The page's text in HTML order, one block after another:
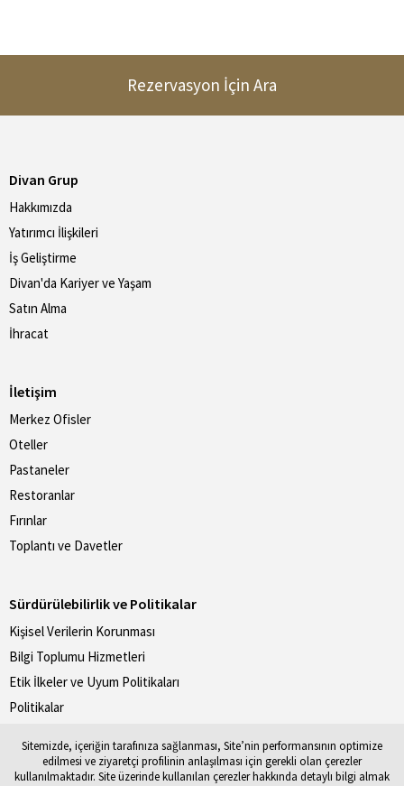
Rezervasyon İçin Ara
Divan Grup
Hakkımızda
Yatırımcı İlişkileri
İş Geliştirme
Divan'da Kariyer ve Yaşam
Satın Alma
İhracat
İletişim
Merkez Ofisler
Oteller
Pastaneler
Restoranlar
Fırınlar
Toplantı ve Davetler
Sürdürülebilirlik ve Politikalar
Kişisel Verilerin Korunması
Bilgi Toplumu Hizmetleri
Etik İlkeler ve Uyum Politikaları
Politikalar
Sitemizde, içeriğin tarafınıza sağlanması, Site’nin performansının optimize
edilmesi ve ziyaretçi profilinin anlaşılması için gerekli olan çerezler
kullanılmaktadır. Site üzerinde kullanılan çerezler hakkında detaylı bilgi almak